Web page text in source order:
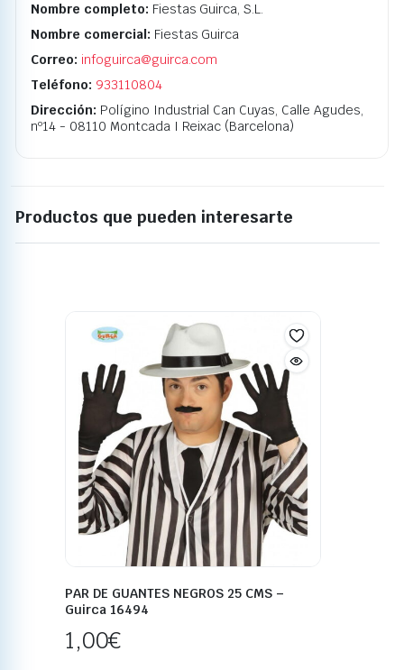
Nombre completo: Fiestas Guirca, S.L.
Nombre comercial: Fiestas Guirca
Correo: infoguirca@guirca.com
Teléfono: 933110804
Dirección: Polígino Industrial Can Cuyas, Calle Agudes,
nº14 - 08110 Montcada I Reixac (Barcelona)
Productos que pueden interesarte
PAR DE GUANTES NEGROS 25 CMS –
Guirca 16494
1,00€